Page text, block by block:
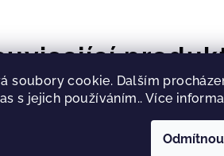
soubory cookie. Dalším
s jejich používáním.. Více